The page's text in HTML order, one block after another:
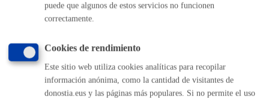
Identificación de la persona interesada
Impresión y entrega del recibo
puede que algunos de estos servicios no funcionen
correctamente.
Cookies de rendimiento
Este sitio web utiliza cookies analíticas para recopilar
información anónima, como la cantidad de visitantes de
donostia.eus y las páginas más populares. Si no permite el uso